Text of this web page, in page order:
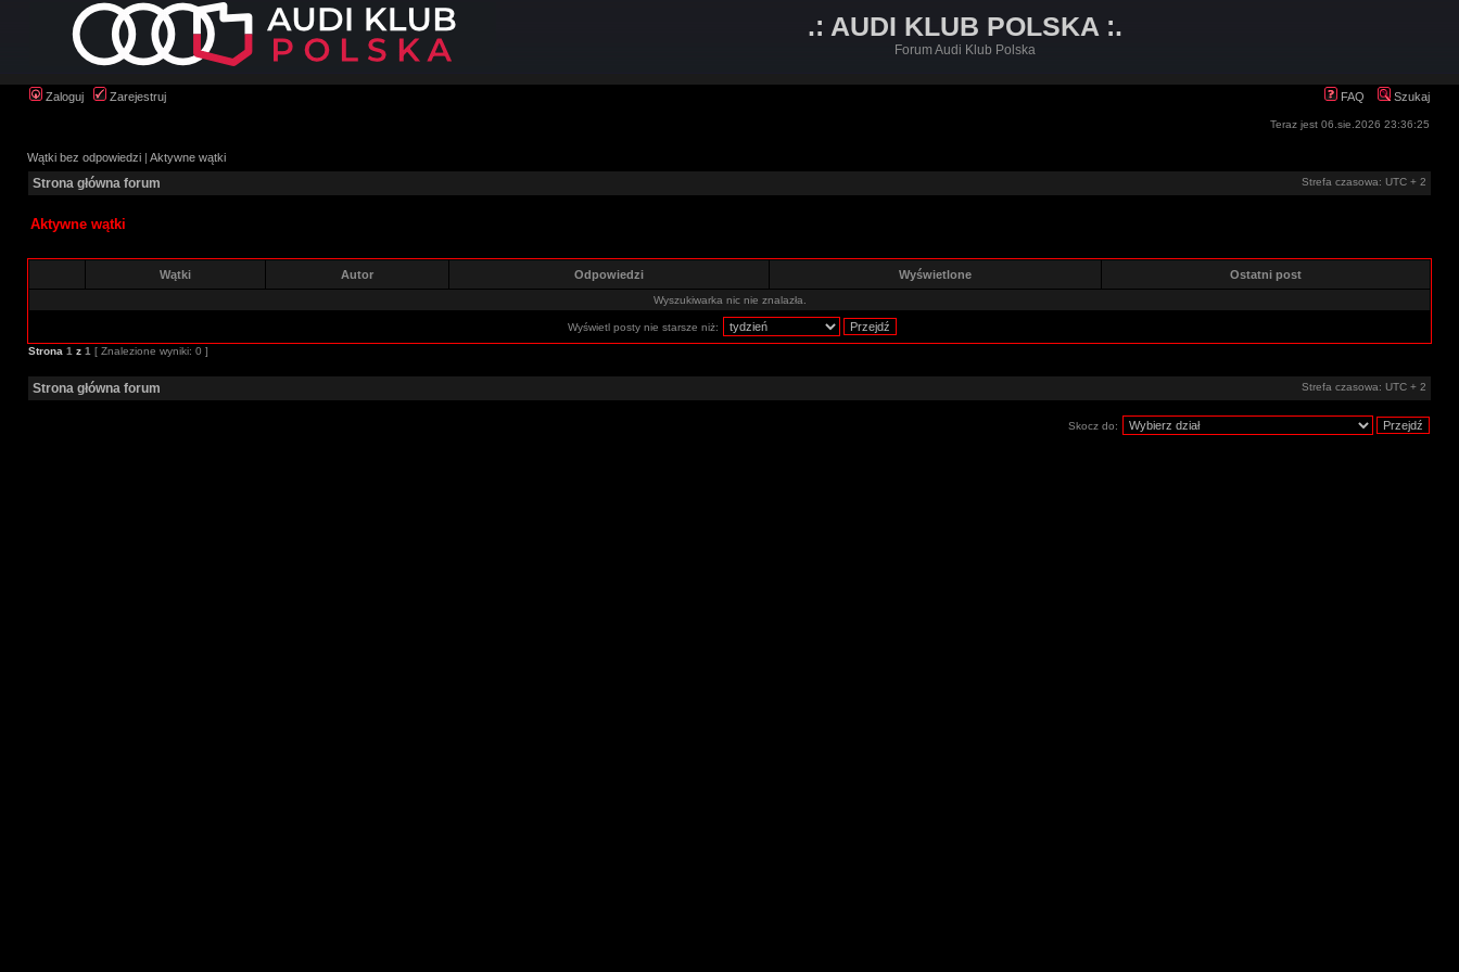
.: AUDI KLUB POLSKA :.
Forum Audi Klub Polska
Zaloguj Zarejestruj FAQ Szukaj
Teraz jest 06.sie.2026 23:36:25
Wątki bez odpowiedzi | Aktywne wątki
Strona główna forum Strefa czasowa: UTC + 2
Aktywne wątki
Wątki Autor Odpowiedzi Wyświetlone Ostatni post
Wyszukiwarka nic nie znalazła.
Wyświetl posty nie starsze niż:
Strona 1 z 1 [ Znalezione wyniki: 0 ]
Strona główna forum Strefa czasowa: UTC + 2
Skocz do: